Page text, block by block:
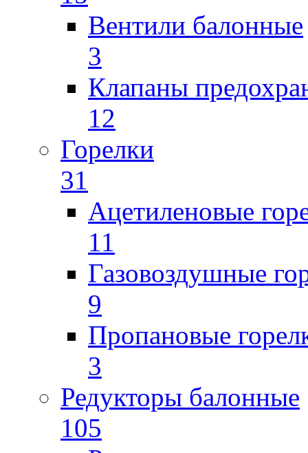
Вентили балонные
3
Клапаны
12
Горелки
31
Ацетиленовые
11
Газовоздушные
9
Пропановые
3
Редукторы балонные
105